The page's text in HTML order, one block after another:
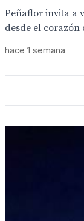
Peñaflor invita a
desde el
hace 1 semana